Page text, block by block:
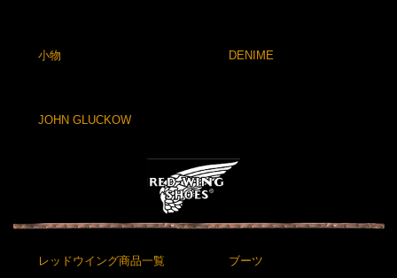
小物 DENIME
JOHN GLUCKOW
レッドウイング商品一覧 ブーツ